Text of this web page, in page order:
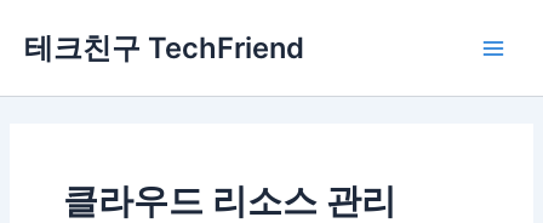
로
테크친구 TechFriend
클라우드 리소스 관리